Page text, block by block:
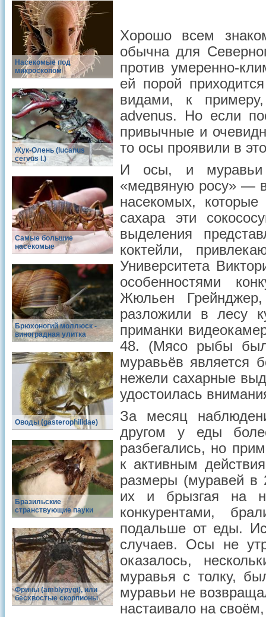
Насекомые под
микроскопом
Жук-Олень (lucanus
cervus l.)
Самые большие
насекомые
Брюхоногий моллюск -
виноградная улитка
Оводы (gasterophilidae)
Бразильские
странствующие пауки
Фрины (amblypygi), или
бесхвостые скорпионы
Хорошо всем
обычна для
против умеренно-
ей порой
видами, к
advenus. Но если
привычные и
то осы проявили в
И осы, и муравьи
«медвяную росу» —
насекомых,
сахара эти
выделения
коктейли,
Университета
особенностями
Жюльен
разложили в лесу
приманки
48. (Мясо рыбы
муравьёв является
нежели сахарные
удостоилась
За месяц
другом у еды
разбегались, но
к активным
размеры (муравей в
их и брызгая на
конкурентами,
подальше от еды.
случаев. Осы не
оказалось,
муравья с толку,
муравьи не
настаивало на